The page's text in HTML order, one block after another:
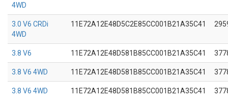
4WD
3.0 V6 CRDi
4WD
11E72A12E48D5C2E85CC001B21A35C41
3.8 V6 11E72A12E48D581B85CC001B21A35C41
3.8 V6 4WD 11E72A12E48D581B85CC001B21A35C41
3.8 V6 4WD 11E72A12E48D581B85CC001B21A35C41